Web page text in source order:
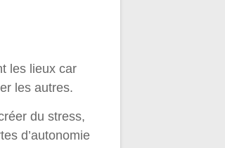
les lieux car
les autres.
du stress,
d’autonomie